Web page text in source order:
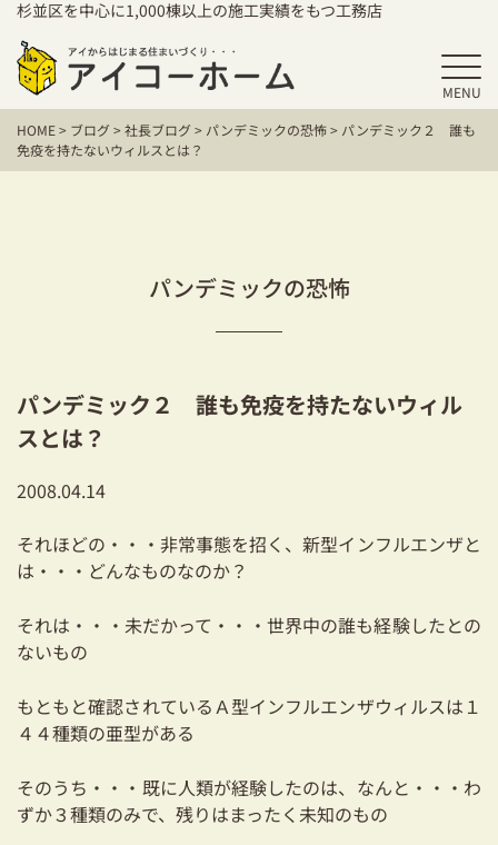
杉並区を中心に1,000棟以上の施工実績をもつ工務店
MENU
HOME
アイコーホームの家づくり
保証／アフターサポート
二世帯住宅をお考えの方
リフォーム・リノベーションをお考えの方
必見！土地からお探しの方へ
ショールーム
お知らせ
採用情報
HOME> ブログ>社長ブログ> パンデミックの恐怖> パンデミック２ 誰も
免疫を持たないウィルスとは？
パンデミックの恐怖
パンデミック２ 誰も免疫を持たないウィル
スとは？
2008.04.14
それほどの・・・非常事態を招く、新型インフルエンザと
は・・・どんなものなのか？
それは・・・未だかって・・・世界中の誰も経験したとの
ないもの
もともと確認されているＡ型インフルエンザウィルスは１
４４種類の亜型がある
そのうち・・・既に人類が経験したのは、なんと・・・わ
ずか３種類のみで、残りはまったく未知のもの